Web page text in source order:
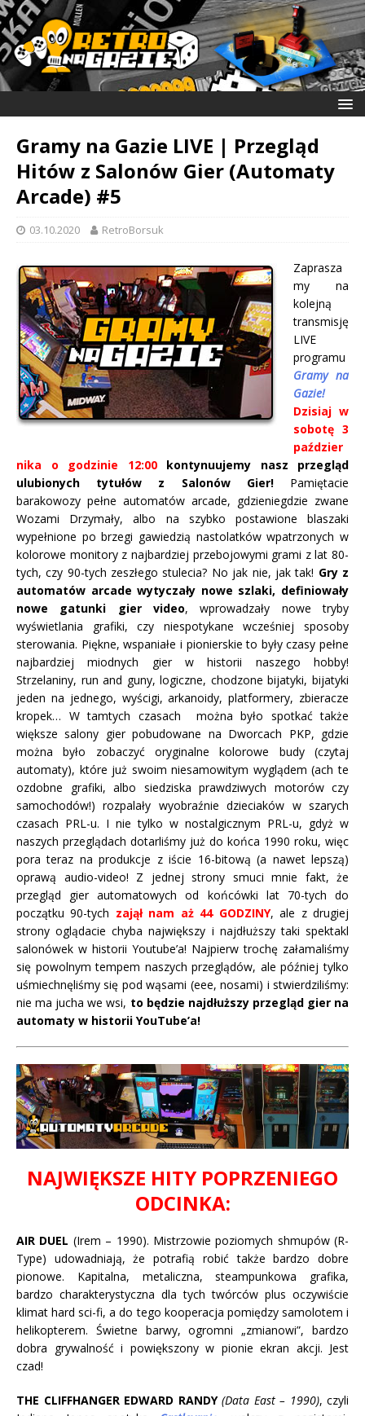
Gramy na Gazie LIVE | Przegląd
Hitów z Salonów Gier (Automaty
Arcade) #5
03.10.2020 RetroBorsuk
Zaprasza
my na
kolejną
transmisję
LIVE
programu
Gramy na
Gazie!
Dzisiaj w
sobotę 3
paździer
nika o godzinie 12:00kontynuujemy nasz przegląd
ulubionych tytułów z Salonów Gier!
Pamiętacie
barakowozy pełne automatów arcade, gdzieniegdzie zwane
Wozami Drzymały, albo na szybko postawione blaszaki
wypełnione po brzegi gawiedzią nastolatków wpatrzonych w
kolorowe monitory z najbardziej przebojowymi grami z lat 80-
tych, czy 90-tych zeszłego stulecia? No jak nie, jak tak! Gry z
automatów arcade wytyczały nowe szlaki, definiowały
nowe gatunki gier video, wprowadzały nowe tryby
wyświetlania grafiki, czy niespotykane wcześniej sposoby
sterowania. Piękne, wspaniałe i pionierskie to były czasy pełne
najbardziej miodnych gier w historii naszego hobby!
Strzelaniny, run and guny, logiczne, chodzone bijatyki, bijatyki
jeden na jednego, wyścigi, arkanoidy, platformery, zbieracze
kropek… W tamtych czasach można było spotkać także
większe salony gier pobudowane na Dworcach PKP, gdzie
można było zobaczyć oryginalne kolorowe budy (czytaj
automaty), które już swoim niesamowitym wyglądem (ach te
ozdobne grafiki, albo siedziska prawdziwych motorów czy
samochodów!) rozpalały wyobraźnie dzieciaków w szarych
czasach PRL-u. I nie tylko w nostalgicznym PRL-u, gdyż w
naszych przeglądach dotarliśmy już do końca 1990 roku, więc
pora teraz na produkcje z iście 16-bitową (a nawet lepszą)
oprawą audio-video! Z jednej strony smuci mnie fakt, że
przegląd gier automatowych od końcówki lat 70-tych do
początku 90-tych zajął nam aż 44 GODZINY, ale z drugiej
strony oglądacie chyba największy i najdłuższy taki spektakl
salonówek w historii Youtube’a! Najpierw trochę załamaliśmy
się powolnym tempem naszych przeglądów, ale później tylko
uśmiechnęliśmy się pod wąsami (eee, nosami) i stwierdziliśmy:
nie ma jucha we wsi, to będzie najdłuższy przegląd gier na
automaty w historii YouTube’a!
NAJWIĘKSZE HITY POPRZENIEGO
ODCINKA:
AIR DUEL (Irem – 1990). Mistrzowie poziomych shmupów (R-
Type) udowadniają, że potrafią robić także bardzo dobre
pionowe. Kapitalna, metaliczna, steampunkowa grafika,
bardzo charakterystyczna dla tych twórców plus oczywiście
klimat hard sci-fi, a do tego kooperacja pomiędzy samolotem i
helikopterem. Świetne barwy, ogromni „zmianowi”, bardzo
dobra grywalność i powiększony w pionie ekran akcji. Jest
czad!
THE CLIFFHANGER EDWARD RANDY (Data East – 1990), czyli